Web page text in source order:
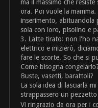
ma il massimo che
ora. Poi vuole la
inserimento, abituandola
sola con loro, pisolino e
3. Latte tirato: non l'ho
elettrico e inizierò,
fare le scorte. So che si
Come bisogna
Buste, vasetti, barattoli?
La sola idea di lasciarla
strappassero un
Vi ringrazio da ora per i